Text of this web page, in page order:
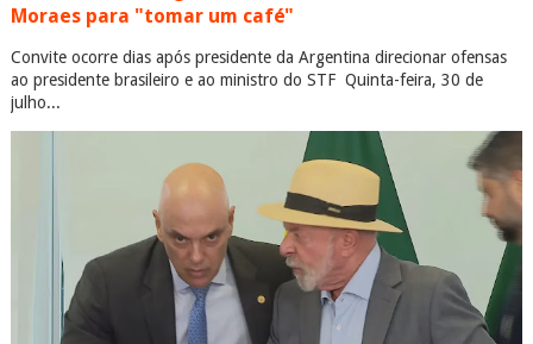
Moraes para "tomar um café"
Convite ocorre dias após presidente da Argentina direcionar ofensas
ao presidente brasileiro e ao ministro do STF Quinta-feira, 30 de
julho...